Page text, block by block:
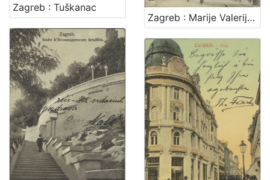
Zagreb : Tuškanac
Zagreb : Marije Valerije ulica